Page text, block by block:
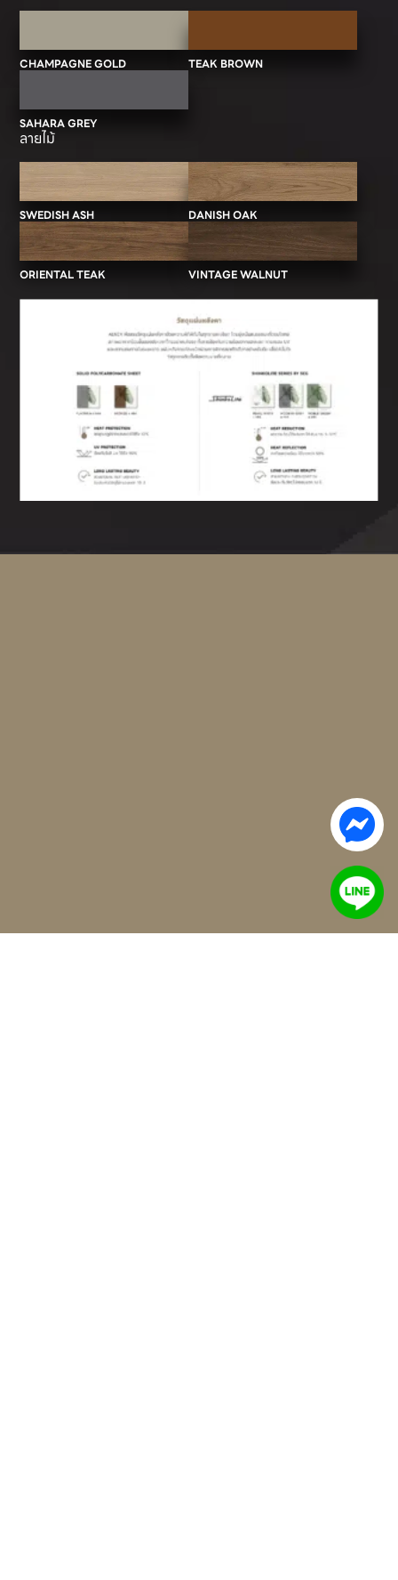
CHAMPAGNE GOLD TEAK BROWN
SAHARA GREY
ลายไม้
SWEDISH ASH DANISH OAK
ORIENTAL TEAK VINTAGE WALNUT